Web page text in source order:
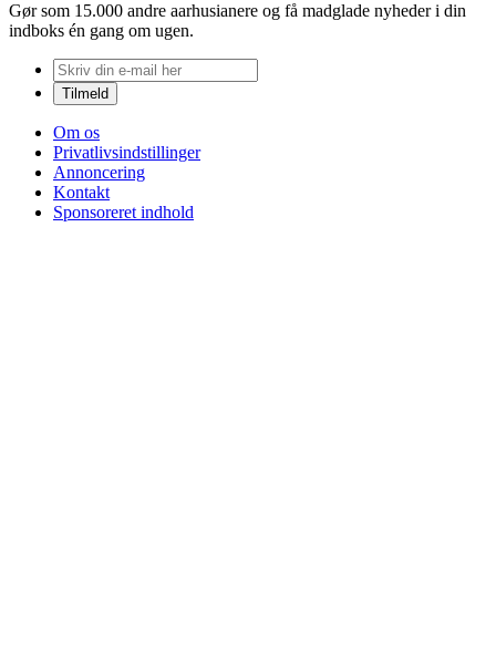
Gør som 15.000 andre aarhusianere og få madglade nyheder i din
indboks én gang om ugen.
Om os
Privatlivsindstillinger
Annoncering
Kontakt
Sponsoreret indhold